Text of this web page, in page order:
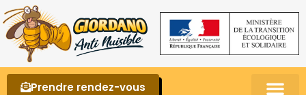
Prendre rendez-vous